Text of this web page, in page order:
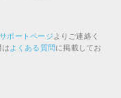
サポートページよりご連絡く
はよくある質問に掲載してお